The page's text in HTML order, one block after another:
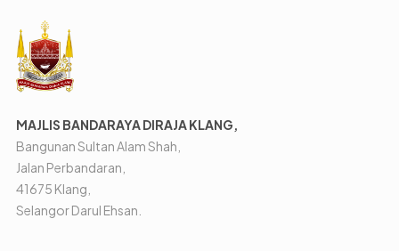
MAJLIS BANDARAYA DIRAJA KLANG,
Bangunan Sultan Alam Shah,
Jalan Perbandaran,
41675 Klang,
Selangor Darul Ehsan.